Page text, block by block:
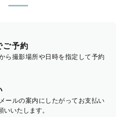
ご予約
ら撮影場所や日時を指定して予約
ールの案内にしたがってお支払い
いいたします。